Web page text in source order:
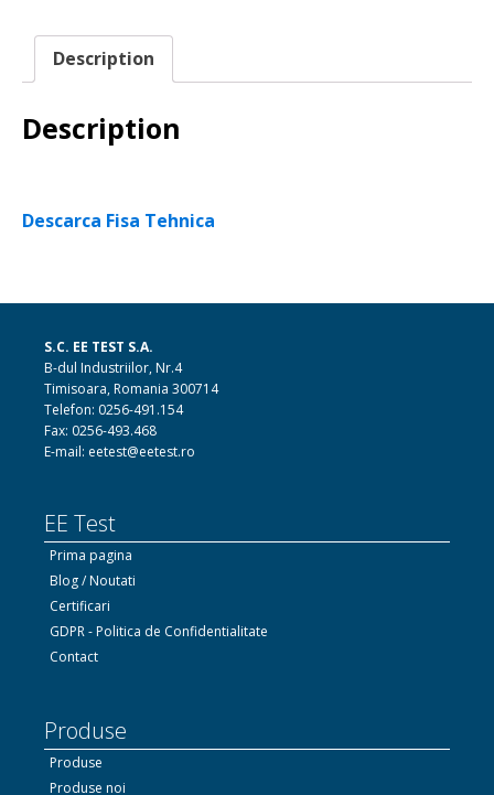
Description
Description
Descarca Fisa Tehnica
S.C. EE TEST S.A.
B-dul Industriilor, Nr.4
Timisoara, Romania 300714
Telefon: 0256-491.154
Fax: 0256-493.468
E-mail: eetest@eetest.ro
EE Test
Prima pagina
Blog / Noutati
Certificari
GDPR - Politica de Confidentialitate
Contact
Produse
Produse
Produse noi